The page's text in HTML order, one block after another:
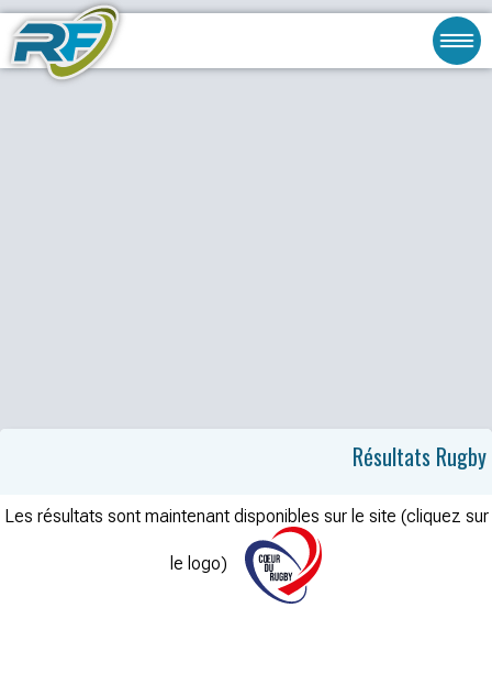
Résultats Rugby
Les résultats sont maintenant disponibles sur le site (cliquez sur
le logo)